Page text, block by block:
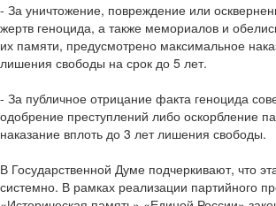
- За уничтожение, повреждение или
жертв геноцида, а также мемориалов и
их памяти, предусмотрено максимальное
лишения свободы на срок до 5 лет.
- За публичное отрицание факта геноцида
одобрение преступлений либо оскорбление
наказание вплоть до 3 лет лишения свободы.
В Государственной Думе подчеркивают, что
системно. В рамках реализации партийного